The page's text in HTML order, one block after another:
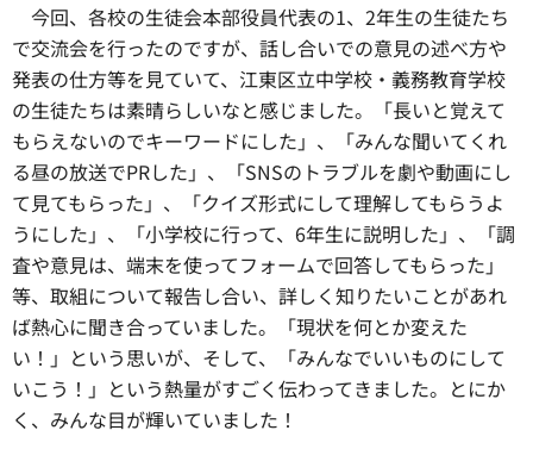
今回、各校の生徒会本部役員代表の1、2年生の生徒たち
で交流会を行ったのですが、話し合いでの意見の述べ方や
発表の仕方等を見ていて、江東区立中学校・義務教育学校
の生徒たちは素晴らしいなと感じました。「長いと覚えて
もらえないのでキーワードにした」、「みんな聞いてくれ
る昼の放送でPRした」、「SNSのトラブルを劇や動画にし
て見てもらった」、「クイズ形式にして理解してもらうよ
うにした」、「小学校に行って、6年生に説明した」、「調
査や意見は、端末を使ってフォームで回答してもらった」
等、取組について報告し合い、詳しく知りたいことがあれ
ば熱心に聞き合っていました。「現状を何とか変えた
い！」という思いが、そして、「みんなでいいものにして
いこう！」という熱量がすごく伝わってきました。とにか
く、みんな目が輝いていました！